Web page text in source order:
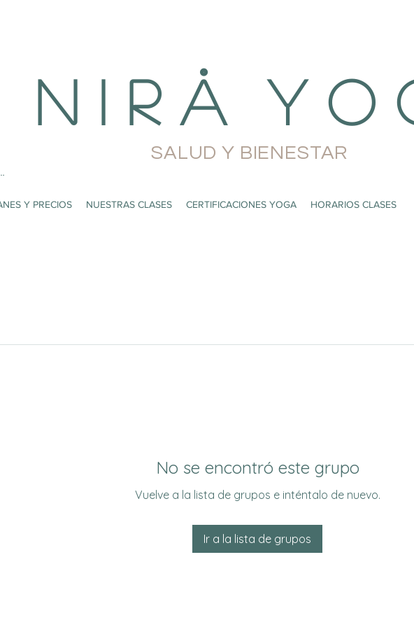
N i r å Y o
Y PRECIOS NUESTRAS CLASES CERTIFICACIONES YOGA HORARIOS CLASES
SALUD Y BIENESTAR
No se encontró este grupo
Vuelve a la lista de grupos e inténtalo de nuevo.
Ir a la lista de grupos